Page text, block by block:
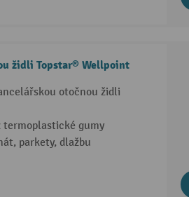
židli Topstar® Wellpoint
otočnou židli
termoplastické gumy
parkety, dlažbu